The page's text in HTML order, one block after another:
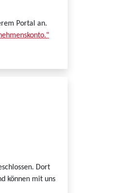
Portal an.
Dort
können mit uns